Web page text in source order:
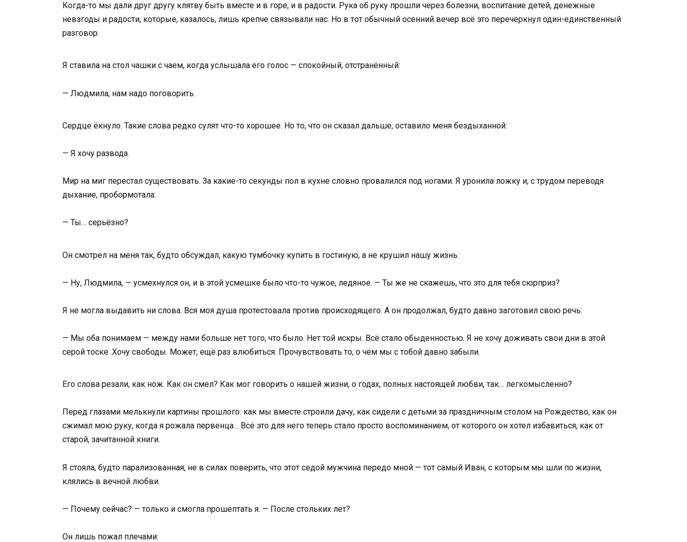
Когда-то мы дали друг другу клятву быть вместе и в горе, и в радости. Рука об руку прошли через болезни, воспитание детей, денежные
невзгоды и радости, которые, казалось, лишь крепче связывали нас. Но в тот обычный осенний вечер всё это перечеркнул один-единственный
разговор.
Я ставила на стол чашки с чаем, когда услышала его голос — спокойный, отстранённый:
— Людмила, нам надо поговорить.
Сердце ёкнуло. Такие слова редко сулят что-то хорошее. Но то, что он сказал дальше, оставило меня бездыханной:
— Я хочу развода.
Мир на миг перестал существовать. За какие-то секунды пол в кухне словно провалился под ногами. Я уронила ложку и, с трудом переводя
дыхание, пробормотала:
— Ты… серьёзно?
Он смотрел на меня так, будто обсуждал, какую тумбочку купить в гостиную, а не крушил нашу жизнь:
— Ну, Людмила, — усмехнулся он, и в этой усмешке было что-то чужое, ледяное. — Ты же не скажешь, что это для тебя сюрприз?
Я не могла выдавить ни слова. Вся моя душа протестовала против происходящего. А он продолжал, будто давно заготовил свою речь:
— Мы оба понимаем — между нами больше нет того, что было. Нет той искры. Всё стало обыденностью. Я не хочу доживать свои дни в этой
серой тоске. Хочу свободы. Может, ещё раз влюбиться. Прочувствовать то, о чём мы с тобой давно забыли.
Его слова резали, как нож. Как он смел? Как мог говорить о нашей жизни, о годах, полных настоящей любви, так… легкомысленно?
Перед глазами мелькнули картины прошлого: как мы вместе строили дачу, как сидели с детьми за праздничным столом на Рождество, как он
сжимал мою руку, когда я рожала первенца… Всё это для него теперь стало просто воспоминанием, от которого он хотел избавиться, как от
старой, зачитанной книги.
Я стояла, будто парализованная, не в силах поверить, что этот седой мужчина передо мной — тот самый Иван, с которым мы шли по жизни,
клялись в вечной любви.
— Почему сейчас? — только и смогла прошептать я. — После стольких лет?
Он лишь пожал плечами: